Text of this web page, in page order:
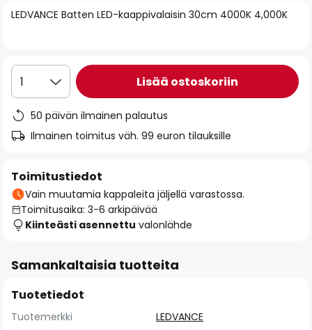
of
gallery
LEDVANCE Batten LED-kaappivalaisin 30cm 4000K 4,000K
1 Lisää ostoskoriin
50 päivän ilmainen palautus
Ilmainen toimitus väh. 99 euron tilauksille
Toimitustiedot
Vain muutamia kappaleita jäljellä varastossa.
Toimitusaika: 3-6 arkipäivää
Kiinteästi asennettu valonlähde
Samankaltaisia tuotteita
Tuotetiedot
Tuotemerkki
LEDVANCE